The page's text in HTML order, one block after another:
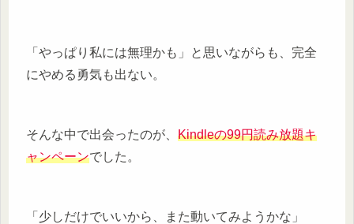
「やっぱり私には無理かも」と思いながらも、完全
にやめる勇気も出ない。
そんな中で出会ったのが、 Kindleの99円読み放題キ
ャンペーンでした。
「少しだけでいいから、また動いてみようかな」